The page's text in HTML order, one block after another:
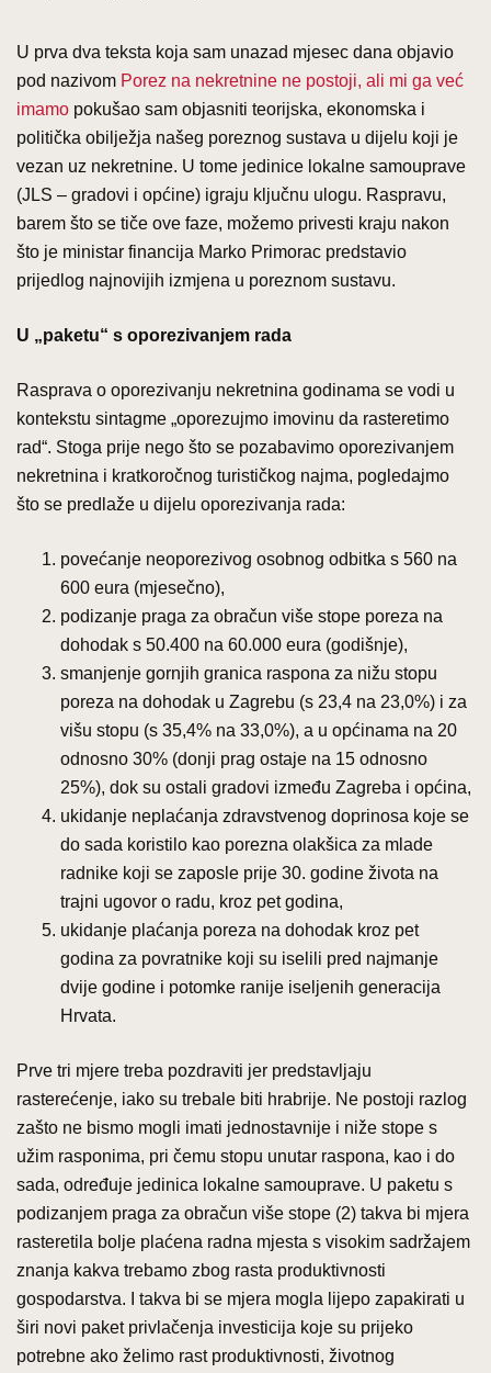
U prva dva teksta koja sam unazad mjesec dana objavio
pod nazivom Porez na nekretnine ne postoji, ali mi ga već
imamo pokušao sam objasniti teorijska, ekonomska i
politička obilježja našeg poreznog sustava u dijelu koji je
vezan uz nekretnine. U tome jedinice lokalne samouprave
(JLS – gradovi i općine) igraju ključnu ulogu. Raspravu,
barem što se tiče ove faze, možemo privesti kraju nakon
što je ministar financija Marko Primorac predstavio
prijedlog najnovijih izmjena u poreznom sustavu.
U „paketu“ s oporezivanjem rada
Rasprava o oporezivanju nekretnina godinama se vodi u
kontekstu sintagme „oporezujmo imovinu da rasteretimo
rad“. Stoga prije nego što se pozabavimo oporezivanjem
nekretnina i kratkoročnog turističkog najma, pogledajmo
što se predlaže u dijelu oporezivanja rada:
povećanje neoporezivog osobnog odbitka s 560 na
600 eura (mjesečno),
podizanje praga za obračun više stope poreza na
dohodak s 50.400 na 60.000 eura (godišnje),
smanjenje gornjih granica raspona za nižu stopu
poreza na dohodak u Zagrebu (s 23,4 na 23,0%) i za
višu stopu (s 35,4% na 33,0%), a u općinama na 20
odnosno 30% (donji prag ostaje na 15 odnosno
25%), dok su ostali gradovi između Zagreba i općina,
ukidanje neplaćanja zdravstvenog doprinosa koje se
do sada koristilo kao porezna olakšica za mlade
radnike koji se zaposle prije 30. godine života na
trajni ugovor o radu, kroz pet godina,
ukidanje plaćanja poreza na dohodak kroz pet
godina za povratnike koji su iselili pred najmanje
dvije godine i potomke ranije iseljenih generacija
Hrvata.
Prve tri mjere treba pozdraviti jer predstavljaju
rasterećenje, iako su trebale biti hrabrije. Ne postoji razlog
zašto ne bismo mogli imati jednostavnije i niže stope s
užim rasponima, pri čemu stopu unutar raspona, kao i do
sada, određuje jedinica lokalne samouprave. U paketu s
podizanjem praga za obračun više stope (2) takva bi mjera
rasteretila bolje plaćena radna mjesta s visokim sadržajem
znanja kakva trebamo zbog rasta produktivnosti
gospodarstva. I takva bi se mjera mogla lijepo zapakirati u
širi novi paket privlačenja investicija koje su prijeko
potrebne ako želimo rast produktivnosti, životnog